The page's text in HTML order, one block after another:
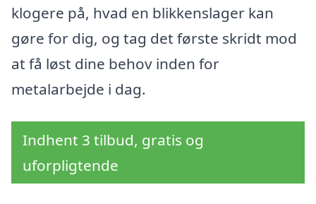
klogere på, hvad en blikkenslager kan
gøre for dig, og tag det første skridt mod
at få løst dine behov inden for
metalarbejde i dag.
Indhent 3 tilbud, gratis og
uforpligtende